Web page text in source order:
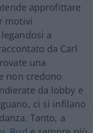
approfittare
motivi
a
da Carl
una
non credono
da lobby e
ci si infilano
Tanto, a